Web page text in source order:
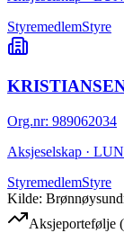
StyremedlemStyre
Org.nr: 989062034
Aksjeselskap ·
StyremedlemStyre
Kilde:
Aksjeportefølje (